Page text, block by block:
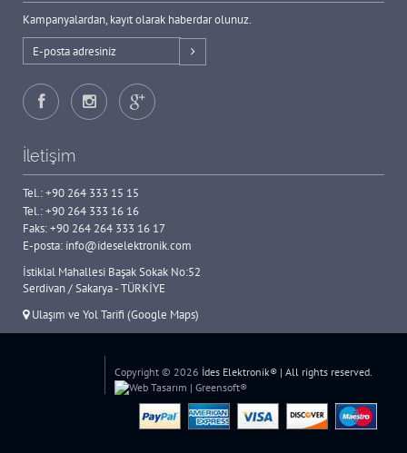
Kampanyalardan, kayıt olarak haberdar olunuz.
İletişim
Tel.:+90 264 333 15 15
Tel.:+90 264 333 16 16
Faks: +90 264 264 333 16 17
E-posta: info@ideselektronik.com
İstiklal Mahallesi Başak Sokak No:52
Serdivan / Sakarya - TÜRKİYE
Ulaşım ve Yol Tarifi (Google Maps)
Copyright © 2026 İdes Elektronik® | All rights reserved.